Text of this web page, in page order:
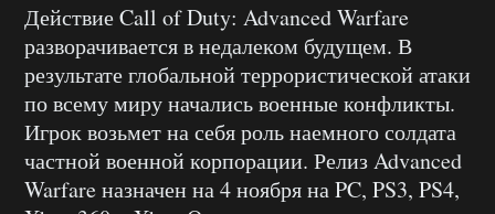
Действие Call of Duty: Advanced Warfare
разворачивается в недалеком будущем. В
результате глобальной террористической атаки
по всему миру начались военные конфликты.
Игрок возьмет на себя роль наемного солдата
частной военной корпорации. Релиз Advanced
Warfare назначен на 4 ноября на PC, PS3, PS4,